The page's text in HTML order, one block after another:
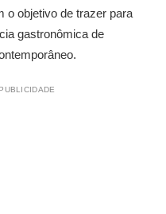
o objetivo de trazer para
gastronômica de